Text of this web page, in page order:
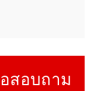
สอบถาม